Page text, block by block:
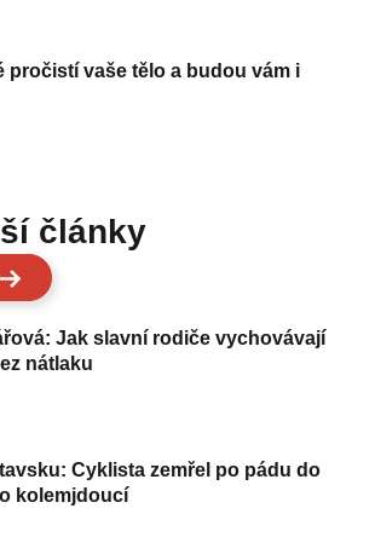
pročistí vaše tělo a budou vám i
články
Jak slavní rodiče vychovávají
nátlaku
Cyklista zemřel po pádu do
kolemjdoucí